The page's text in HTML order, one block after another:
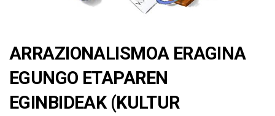
ARRAZIONALISMOA ERAGINA
EGUNGO ETAPAREN
EGINBIDEAK (KULTUR